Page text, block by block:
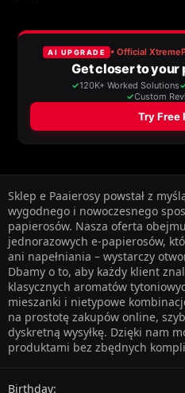
Sklep e Paaierosy powstał z
wygodnego i nowoczesnego
papierosów. Nasza oferta
jednorazowych e-papierosów,
ani napełniania – wystarczy
Dbamy o to, aby każdy klient
klasycznych aromatów
mieszanki i nietypowe
na prostotę zakupów online,
dyskretną wysyłkę. Dzięki nam
produktami bez zbędnych
Birthday